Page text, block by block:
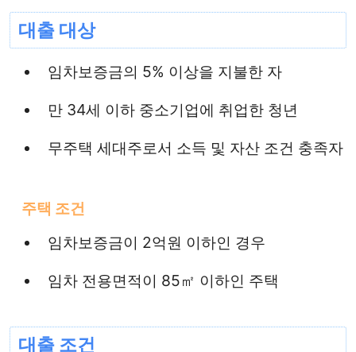
대출 대상
임차보증금의 5% 이상을 지불한 자
만 34세 이하 중소기업에 취업한 청년
무주택 세대주로서 소득 및 자산 조건 충족자
주택 조건
임차보증금이 2억원 이하인 경우
임차 전용면적이 85㎡ 이하인 주택
대출 조건